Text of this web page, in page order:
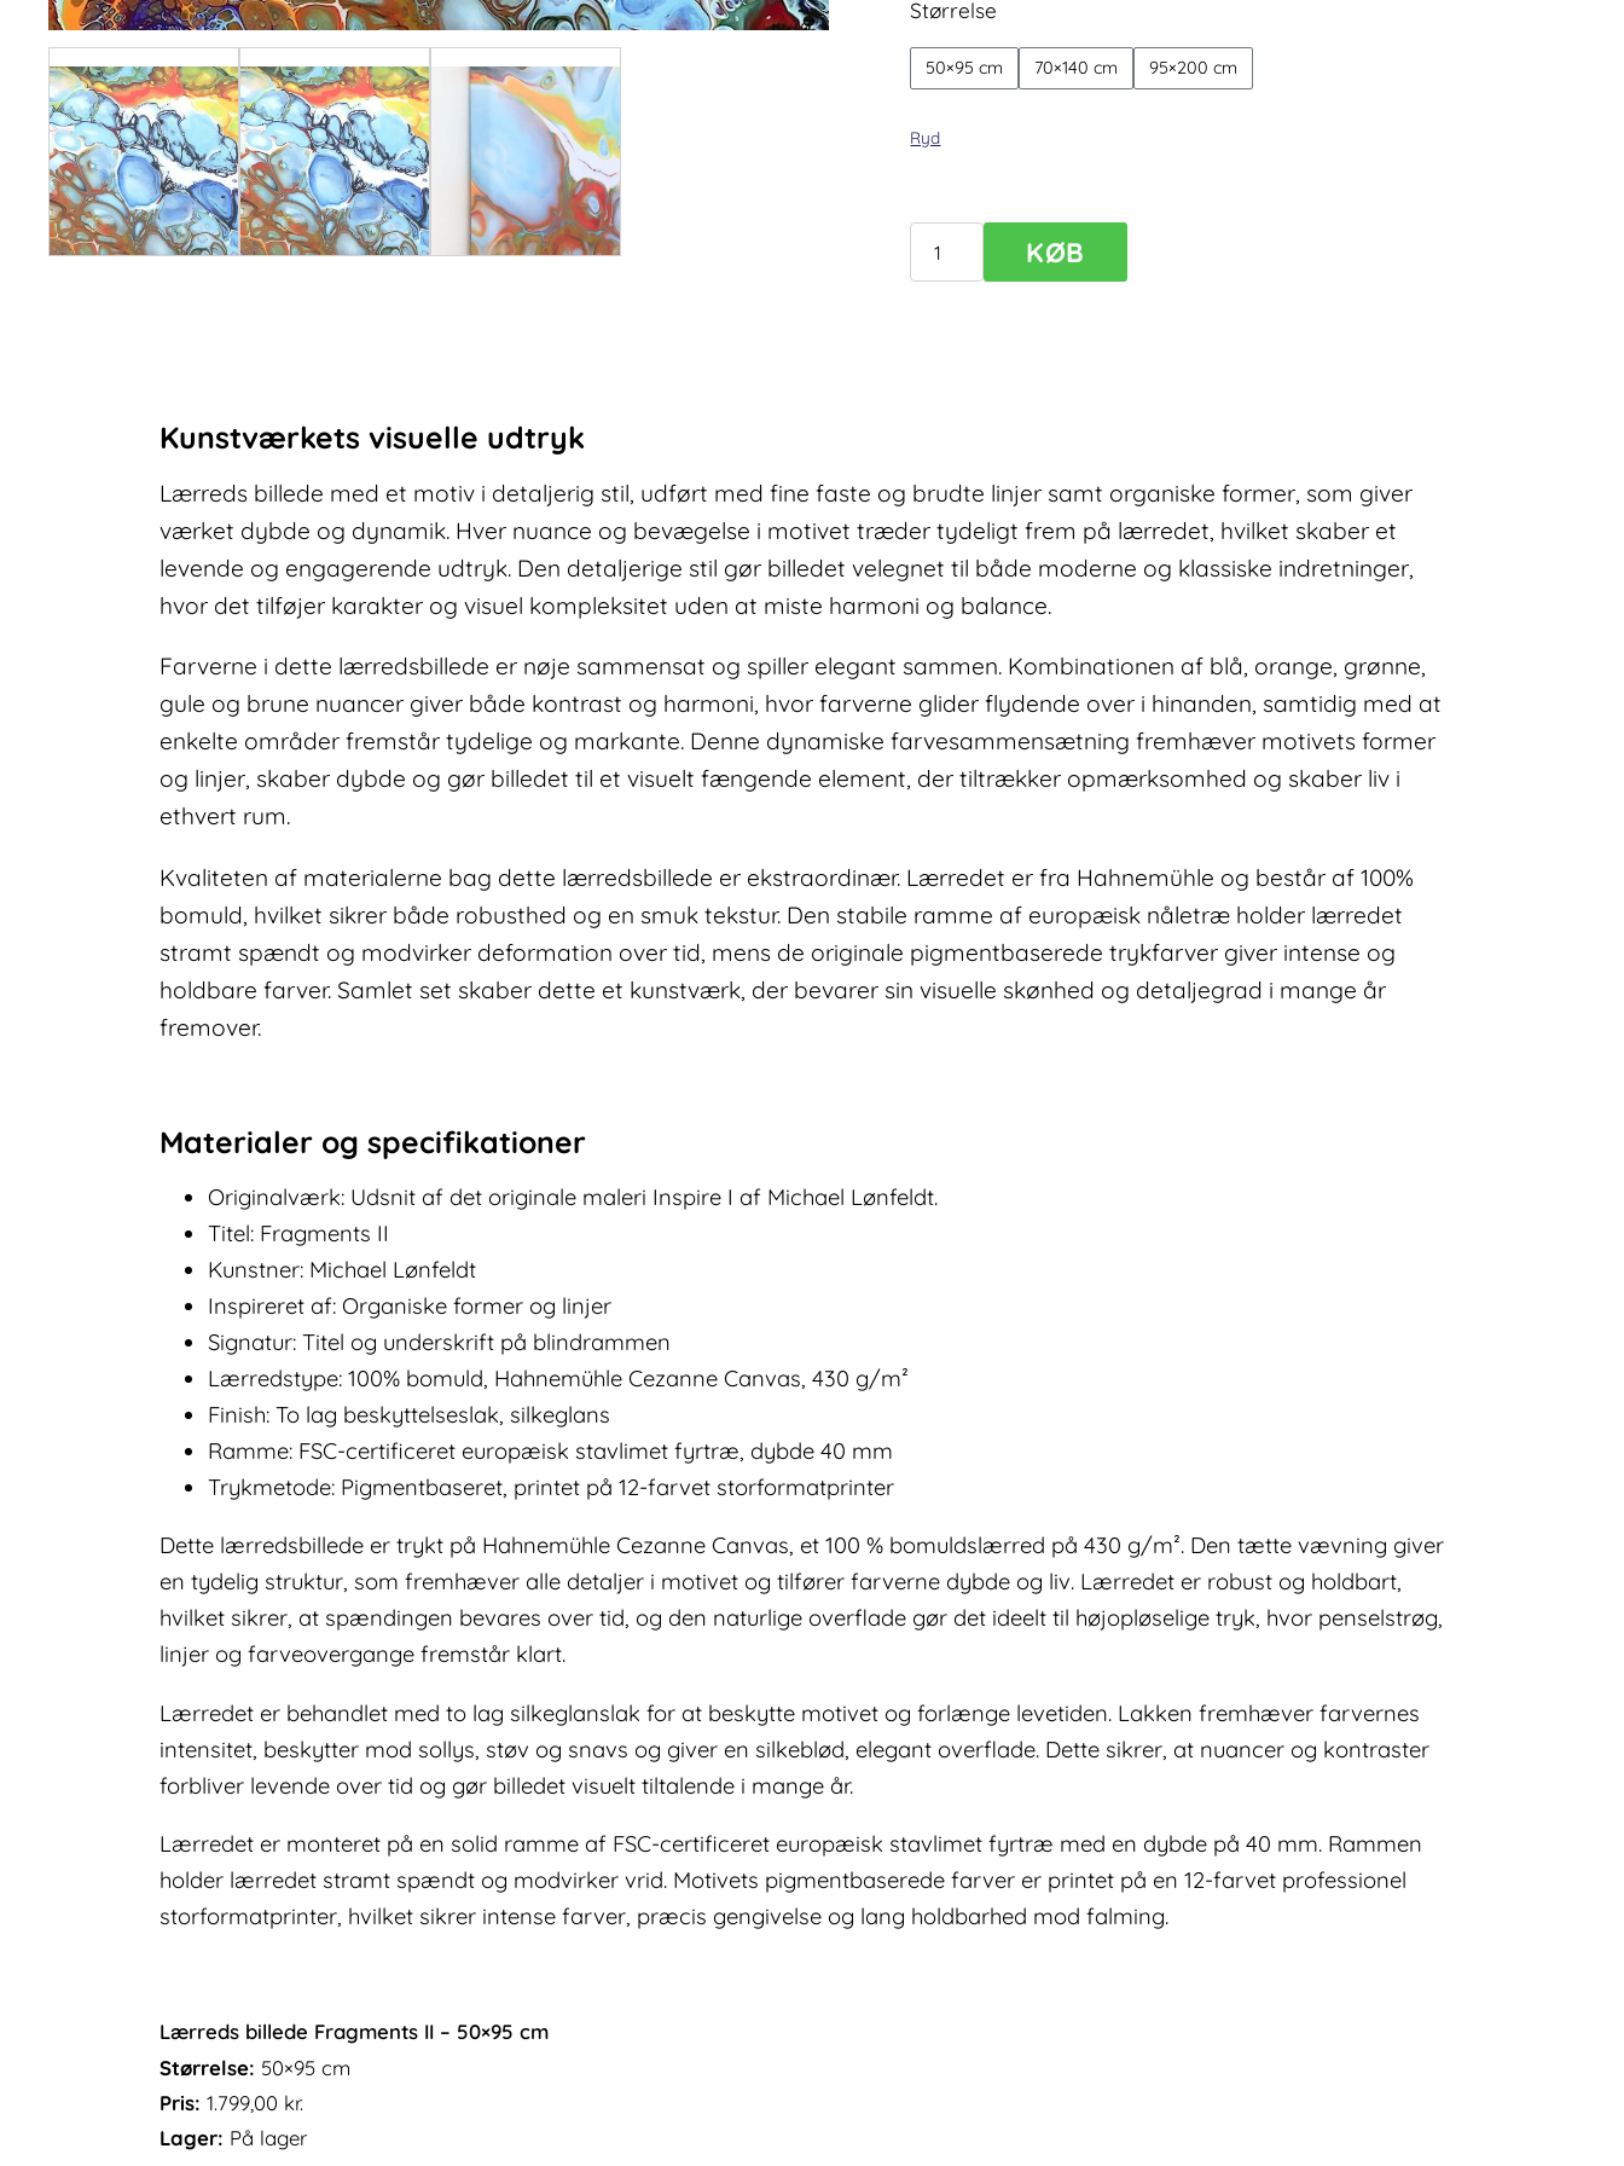
Størrelse
50×95 cm 70×140 cm 95×200 cm
Ryd
Lærreds
KØB
Kunstværkets visuelle udtryk
Lærreds billede med et motiv i detaljerig stil, udført med fine faste og brudte linjer samt organiske former, som giver
værket dybde og dynamik. Hver nuance og bevægelse i motivet træder tydeligt frem på lærredet, hvilket skaber et
levende og engagerende udtryk. Den detaljerige stil gør billedet velegnet til både moderne og klassiske indretninger,
hvor det tilføjer karakter og visuel kompleksitet uden at miste harmoni og balance.
Farverne i dette lærredsbillede er nøje sammensat og spiller elegant sammen. Kombinationen af blå, orange, grønne,
gule og brune nuancer giver både kontrast og harmoni, hvor farverne glider flydende over i hinanden, samtidig med at
enkelte områder fremstår tydelige og markante. Denne dynamiske farvesammensætning fremhæver motivets former
og linjer, skaber dybde og gør billedet til et visuelt fængende element, der tiltrækker opmærksomhed og skaber liv i
ethvert rum.
Kvaliteten af materialerne bag dette lærredsbillede er ekstraordinær. Lærredet er fra Hahnemühle og består af 100%
bomuld, hvilket sikrer både robusthed og en smuk tekstur. Den stabile ramme af europæisk nåletræ holder lærredet
stramt spændt og modvirker deformation over tid, mens de originale pigmentbaserede trykfarver giver intense og
holdbare farver. Samlet set skaber dette et kunstværk, der bevarer sin visuelle skønhed og detaljegrad i mange år
fremover.
Materialer og specifikationer
Originalværk: Udsnit af det originale maleri Inspire I af Michael Lønfeldt.
Titel: Fragments II
Kunstner: Michael Lønfeldt
Inspireret af: Organiske former og linjer
Signatur: Titel og underskrift på blindrammen
Lærredstype: 100% bomuld, Hahnemühle Cezanne Canvas, 430 g/m²
Finish: To lag beskyttelseslak, silkeglans
Ramme: FSC-certificeret europæisk stavlimet fyrtræ, dybde 40 mm
Trykmetode: Pigmentbaseret, printet på 12-farvet storformatprinter
Dette lærredsbillede er trykt på Hahnemühle Cezanne Canvas, et 100 % bomuldslærred på 430 g/m². Den tætte vævning giver
en tydelig struktur, som fremhæver alle detaljer i motivet og tilfører farverne dybde og liv. Lærredet er robust og holdbart,
hvilket sikrer, at spændingen bevares over tid, og den naturlige overflade gør det ideelt til højopløselige tryk, hvor penselstrøg,
linjer og farveovergange fremstår klart.
Lærredet er behandlet med to lag silkeglanslak for at beskytte motivet og forlænge levetiden. Lakken fremhæver farvernes
intensitet, beskytter mod sollys, støv og snavs og giver en silkeblød, elegant overflade. Dette sikrer, at nuancer og kontraster
forbliver levende over tid og gør billedet visuelt tiltalende i mange år.
Lærredet er monteret på en solid ramme af FSC-certificeret europæisk stavlimet fyrtræ med en dybde på 40 mm. Rammen
holder lærredet stramt spændt og modvirker vrid. Motivets pigmentbaserede farver er printet på en 12-farvet professionel
storformatprinter, hvilket sikrer intense farver, præcis gengivelse og lang holdbarhed mod falming.
Lærreds billede Fragments II – 50×95 cm
Størrelse: 50×95 cm
Pris: 1.799,00 kr.
Lager: På lager